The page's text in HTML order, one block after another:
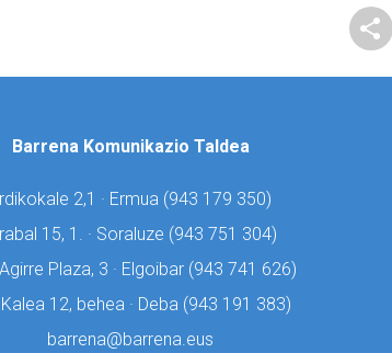
Barrena Komunikazio Taldea
2,1 · Ermua (943 179 350)
15, 1. · Soraluze (943 751 304)
Plaza, 3 · Elgoibar (943 741 626)
12, behea · Deba (943 191 383)
barrena@barrena.eus